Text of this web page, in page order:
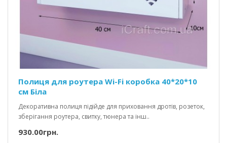
Полиця для роутера Wi-Fi коробка 40*20*10
см Біла
Декоративна полиця підійде для приховання дротів, розеток,
зберігання роутера, свитку, тюнера та інш..
930.00грн.